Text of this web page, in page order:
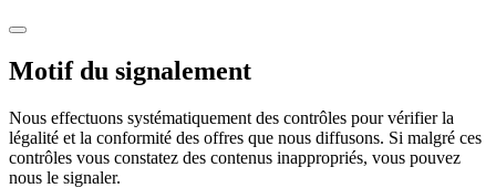
Motif du signalement
Nous effectuons systématiquement des contrôles pour vérifier la
légalité et la conformité des offres que nous diffusons. Si malgré ces
contrôles vous constatez des contenus inappropriés, vous pouvez
nous le signaler.